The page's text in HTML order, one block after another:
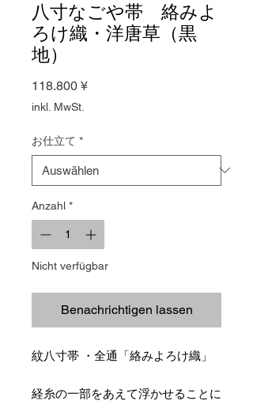
八寸なごや帯 絡みよ
ろけ織・洋唐草（黒
地）
118.800 ¥Preis
inkl. MwSt.
お仕立て *
Anzahl *
Nicht verfügbar
Benachrichtigen lassen
紋八寸帯 ・全通「絡みよろけ織」
経糸の一部をあえて浮かせることに